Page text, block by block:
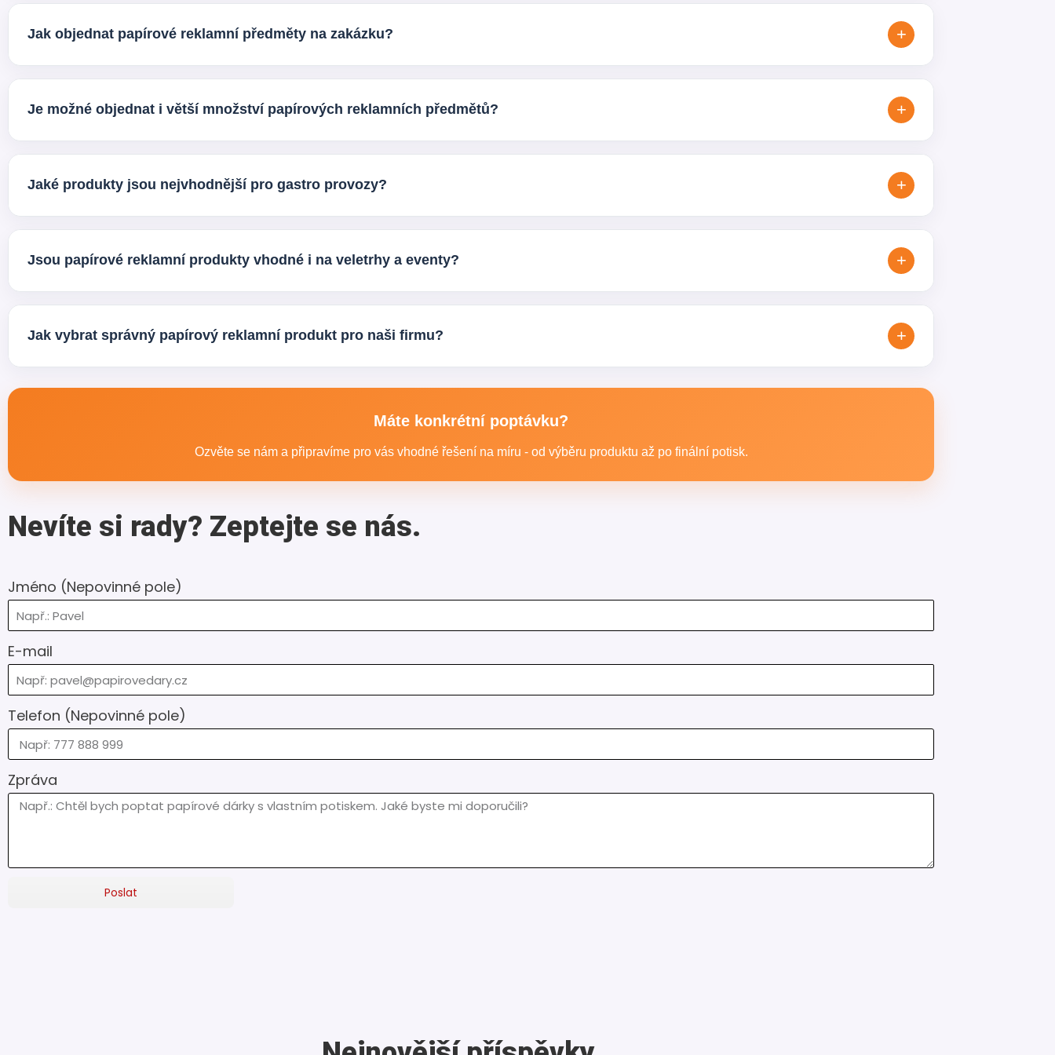
doporučením nejvhodnějšího řešení pro konkrétní produkt.
Jak objednat papírové reklamní předměty na zakázku? +
Stačí nám poslat poptávku s informací o produktu, výrobním množství a představě o potisku. Nesmí chybět ani požadovaný termín dodání.
Následně připravíme doporučení, upřesníme možnosti výroby a domluvíme další postup včetně podkladů pro realizaci.
Je možné objednat i větší množství papírových reklamních předmětů? +
Ano, papírové reklamní dárky a reklamní papírové obaly dodáváme také ve větších objemech pro firemní využití, gastro provozy, promo akce
nebo dlouhodobou spolupráci. Připravíme řešení podle vašeho rozpočtu a účelu.
Jaké produkty jsou nejvhodnější pro gastro provozy? +
Pro gastro segment jsou velmi oblíbené papírové kelímky, termo kelímky, krabičky na jídlo, krabice na pizzu, ubrousky, tácky nebo další
papírové obaly s potiskem. Výběr záleží na typu provozu a způsobu servírování.
Jsou papírové reklamní produkty vhodné i na veletrhy a eventy? +
Ano, právě na veletrzích, konferencích a firemních akcích mají papírové reklamní předměty velké využití. Pomáhají značce zůstat viditelná a
zároveň působí prakticky i profesionálně.
Jak vybrat správný papírový reklamní produkt pro naši firmu? +
Máte konkrétní poptávku?
Ozvěte se nám a připravíme pro vás vhodné řešení na míru - od výběru produktu až po finální potisk.
Nevíte si rady? Zeptejte se nás.
Jméno (Nepovinné pole)
E-mail
Telefon (Nepovinné pole)
Zpráva
Poslat